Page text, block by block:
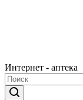
Интернет - аптека